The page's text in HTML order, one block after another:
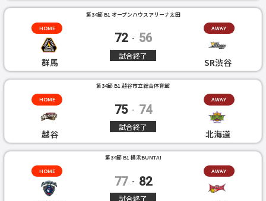
第34節 B1 オープンハウスアリーナ太田
群馬
HOME
72 - 56
試合終了
SR渋谷
AWAY
第34節 B1 越谷市立総合体育館
越谷
HOME
75 - 74
試合終了
北海道
AWAY
第34節 B1 横浜BUNTAI
HOME
77 - 82
試合終了
AWAY